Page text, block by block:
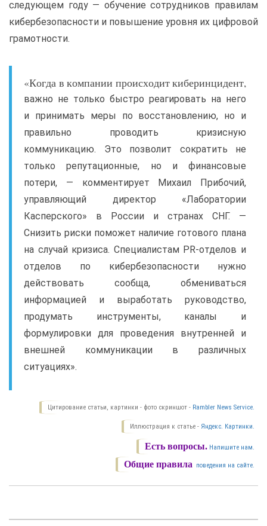
следующем году — обучение сотрудников правилам
кибербезопасности и повышение уровня их цифровой
грамотности.
«Когда в компании происходит киберинцидент,
важно не только быстро реагировать на него
и принимать меры по восстановлению, но и
правильно проводить кризисную
коммуникацию. Это позволит сократить не
только репутационные, но и финансовые
потери, — комментирует Михаил Прибочий,
управляющий директор «Лаборатории
Касперского» в России и странах СНГ. —
Снизить риски поможет наличие готового плана
на случай кризиса. Специалистам PR-отделов и
отделов по кибербезопасности нужно
действовать сообща, обмениваться
информацией и выработать руководство,
продумать инструменты, каналы и
формулировки для проведения внутренней и
внешней коммуникации в различных
ситуациях».
Цитирование статьи, картинки - фото скриншот - Rambler News Service.
Иллюстрация к статье - Яндекс. Картинки.
Есть вопросы. Напишите нам.
Общие правила поведения на сайте.